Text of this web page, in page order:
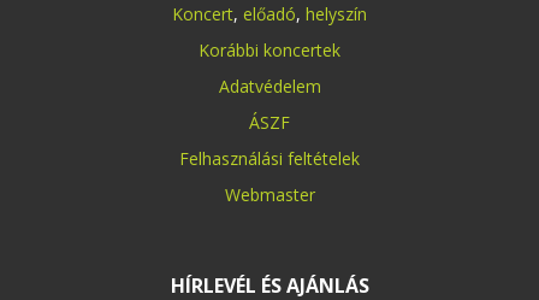
Koncert, előadó, helyszín
Korábbi koncertek
Adatvédelem
ÁSZF
Felhasználási feltételek
Webmaster
HÍRLEVÉL ÉS AJÁNLÁS